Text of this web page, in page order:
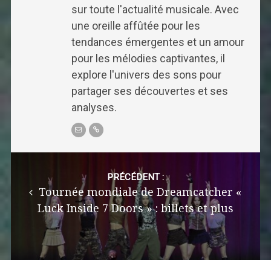
sur toute l'actualité musicale. Avec
une oreille affûtée pour les
tendances émergentes et un amour
pour les mélodies captivantes, il
explore l'univers des sons pour
partager ses découvertes et ses
analyses.
navigation
PRÉCÉDENT :
Tournée mondiale de Dreamcatcher «
Luck Inside 7 Doors » : billets et plus